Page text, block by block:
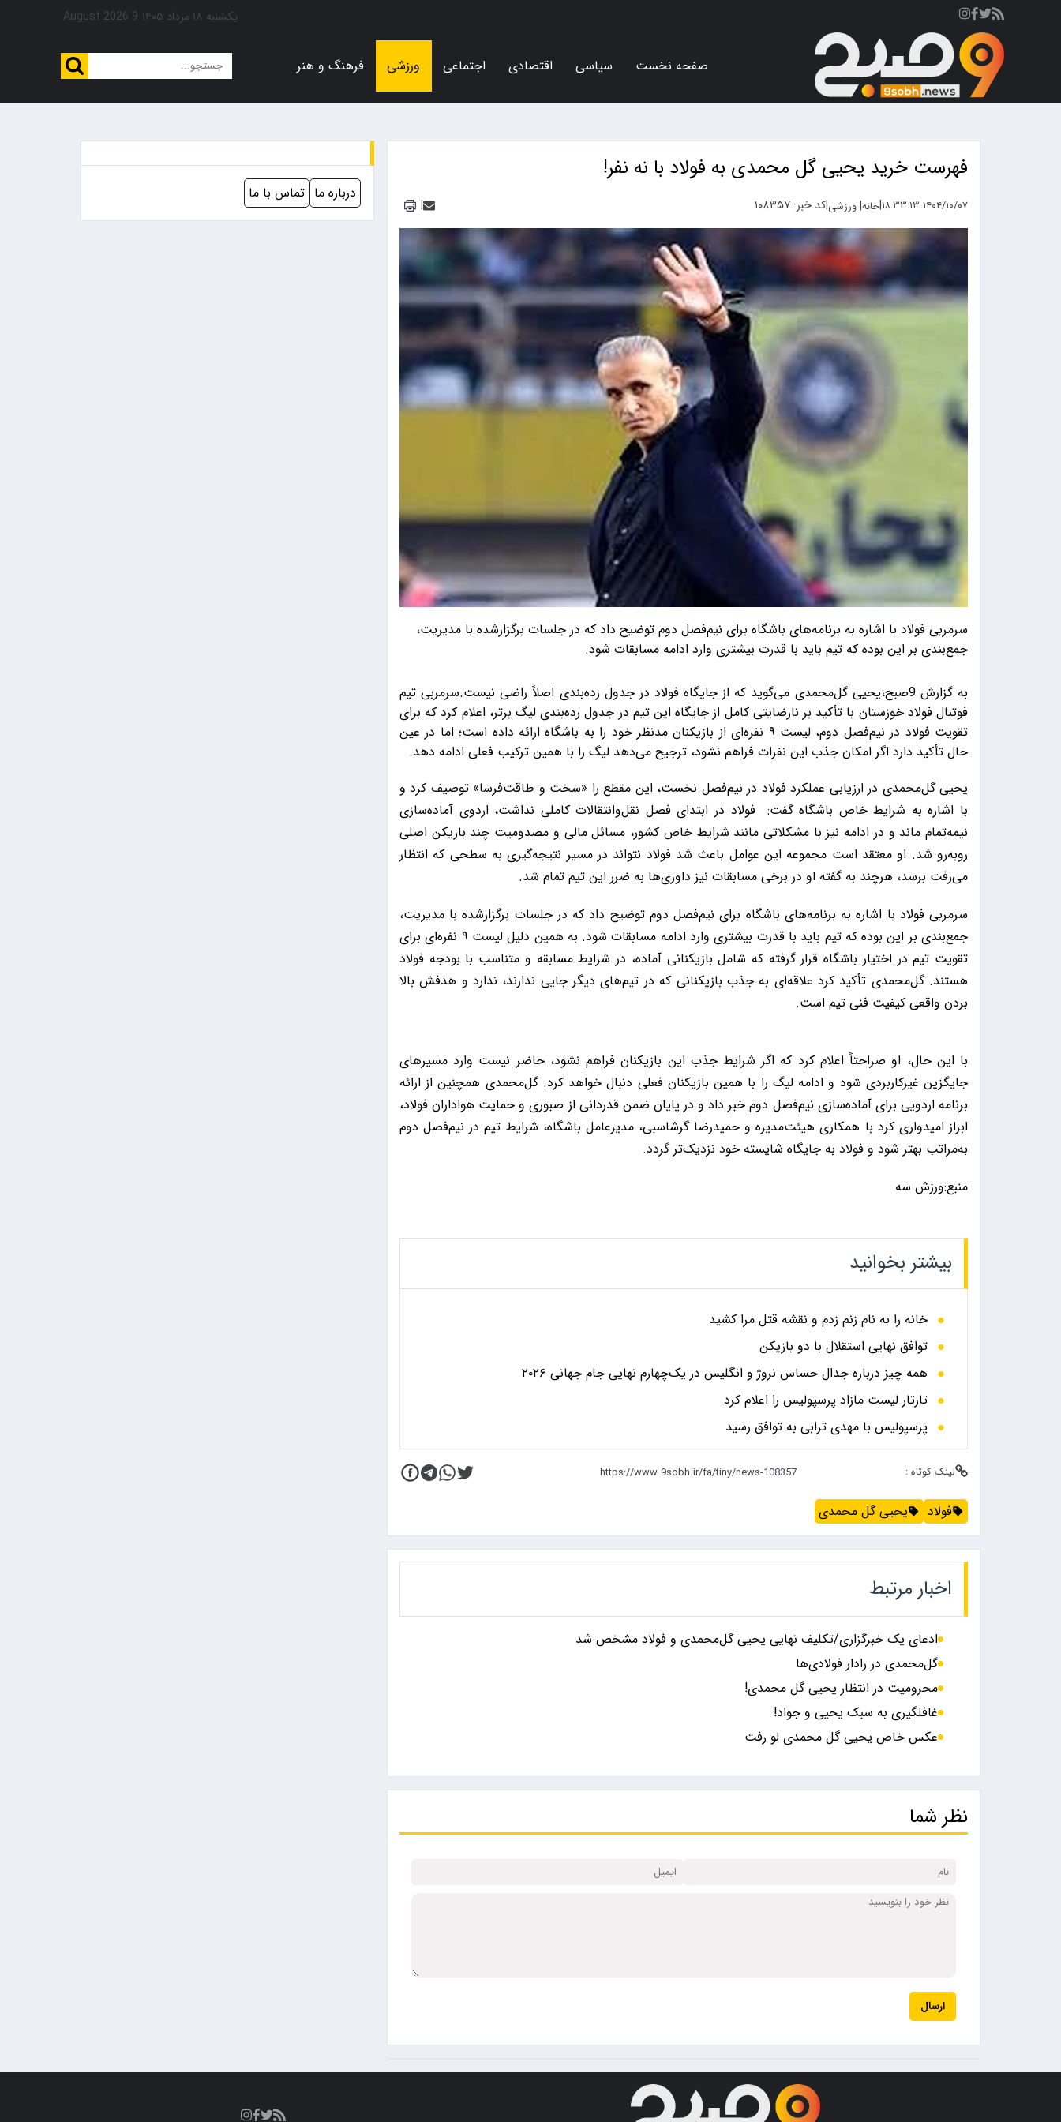
یکشنبه ۱۸ مرداد ۱۴۰۵ 9 August 2026
صفحه نخست سیاسی اقتصادی اجتماعی ورزشی فرهنگ و هنر
فهرست خرید یحیی گل محمدی به فولاد با نه نفر!
۱۴۰۴/۱۰/۰۷ ۱۸:۳۳:۱۳ |خانه|ورزشی|کد خبر: ۱۰۸۳۵۷ |
سرمربی فولاد با اشاره به برنامه‌های باشگاه برای نیم‌فصل دوم توضیح داد که در جلسات برگزارشده با مدیریت،
جمع‌بندی بر این بوده که تیم باید با قدرت بیشتری وارد ادامه مسابقات شود.
به گزارش 9صبح،یحیی گل‌محمدی می‌گوید که از جایگاه فولاد در جدول رده‌بندی اصلاً راضی نیست.سرمربی تیم
فوتبال فولاد خوزستان با تأکید بر نارضایتی کامل از جایگاه این تیم در جدول رده‌بندی لیگ برتر، اعلام کرد که برای
تقویت فولاد در نیم‌فصل دوم، لیست ۹ نفره‌ای از بازیکنان مدنظر خود را به باشگاه ارائه داده است؛ اما در عین
حال تأکید دارد اگر امکان جذب این نفرات فراهم نشود، ترجیح می‌دهد لیگ را با همین ترکیب فعلی ادامه دهد.
یحیی گل‌محمدی در ارزیابی عملکرد فولاد در نیم‌فصل نخست، این مقطع را «سخت و طاقت‌فرسا» توصیف کرد و
با اشاره به شرایط خاص باشگاه گفت: فولاد در ابتدای فصل نقل‌وانتقالات کاملی نداشت، اردوی آماده‌سازی
نیمه‌تمام ماند و در ادامه نیز با مشکلاتی مانند شرایط خاص کشور، مسائل مالی و مصدومیت چند بازیکن اصلی
روبه‌رو شد. او معتقد است مجموعه این عوامل باعث شد فولاد نتواند در مسیر نتیجه‌گیری به سطحی که انتظار
می‌رفت برسد، هرچند به گفته او در برخی مسابقات نیز داوری‌ها به ضرر این تیم تمام شد.
سرمربی فولاد با اشاره به برنامه‌های باشگاه برای نیم‌فصل دوم توضیح داد که در جلسات برگزارشده با مدیریت،
جمع‌بندی بر این بوده که تیم باید با قدرت بیشتری وارد ادامه مسابقات شود. به همین دلیل لیست ۹ نفره‌ای برای
تقویت تیم در اختیار باشگاه قرار گرفته که شامل بازیکنانی آماده، در شرایط مسابقه و متناسب با بودجه فولاد
هستند. گل‌محمدی تأکید کرد علاقه‌ای به جذب بازیکنانی که در تیم‌های دیگر جایی ندارند، ندارد و هدفش بالا
بردن واقعی کیفیت فنی تیم است.
با این حال، او صراحتاً اعلام کرد که اگر شرایط جذب این بازیکنان فراهم نشود، حاضر نیست وارد مسیرهای
جایگزین غیرکاربردی شود و ادامه لیگ را با همین بازیکنان فعلی دنبال خواهد کرد. گل‌محمدی همچنین از ارائه
برنامه اردویی برای آماده‌سازی نیم‌فصل دوم خبر داد و در پایان ضمن قدردانی از صبوری و حمایت هواداران فولاد،
ابراز امیدواری کرد با همکاری هیئت‌مدیره و حمیدرضا گرشاسبی، مدیرعامل باشگاه، شرایط تیم در نیم‌فصل دوم
به‌مراتب بهتر شود و فولاد به جایگاه شایسته خود نزدیک‌تر گردد.
منبع:ورزش سه
بیشتر بخوانید
خانه را به نام زنم زدم و نقشه قتل مرا کشید
توافق نهایی استقلال با دو بازیکن
همه چیز درباره جدال حساس نروژ و انگلیس در یک‌چهارم نهایی جام جهانی ۲۰۲۶
تارتار لیست مازاد پرسپولیس را اعلام کرد
پرسپولیس با مهدی ترابی به توافق رسید
لینک کوتاه :
فولاد یحیی گل محمدی
اخبار مرتبط
ادعای یک خبرگزاری/تکلیف نهایی یحیی گل‌محمدی و فولاد مشخص شد
گل‌محمدی در رادار فولادی‌ها
محرومیت در انتظار یحیی گل محمدی!
غافلگیری به سبک یحیی و جواد!
عکس خاص یحیی گل محمدی لو رفت
نظر شما
ارسال
درباره ما تماس با ما